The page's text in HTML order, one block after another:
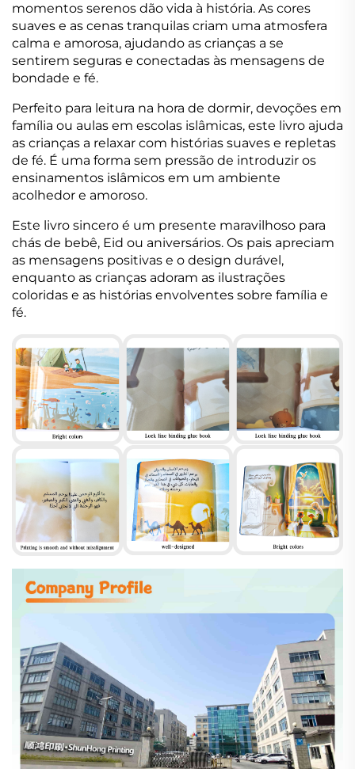
momentos serenos dão vida à história. As cores
suaves e as cenas tranquilas criam uma atmosfera
calma e amorosa, ajudando as crianças a se
sentirem seguras e conectadas às mensagens de
bondade e fé.
Perfeito para leitura na hora de dormir, devoções em
família ou aulas em escolas islâmicas, este livro ajuda
as crianças a relaxar com histórias suaves e repletas
de fé. É uma forma sem pressão de introduzir os
ensinamentos islâmicos em um ambiente
acolhedor e amoroso.
Este livro sincero é um presente maravilhoso para
chás de bebê, Eid ou aniversários. Os pais apreciam
as mensagens positivas e o design durável,
enquanto as crianças adoram as ilustrações
coloridas e as histórias envolventes sobre família e
fé.